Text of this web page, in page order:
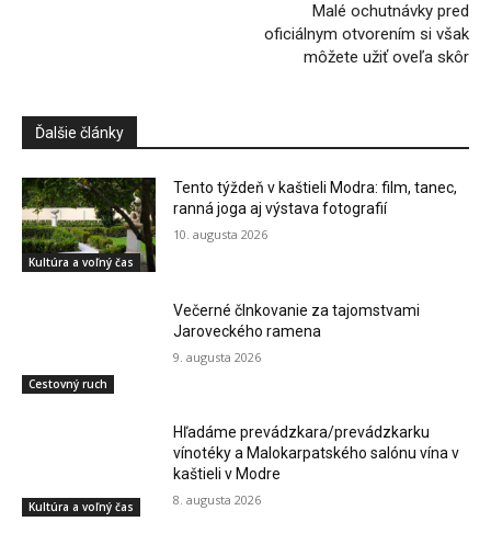
Malé ochutnávky pred
oficiálnym otvorením si však
môžete užiť oveľa skôr
Ďalšie články
Kultúra a voľný čas
Tento týždeň v kaštieli Modra: film, tanec,
ranná joga aj výstava fotografií
10. augusta 2026
Cestovný ruch
Večerné člnkovanie za tajomstvami
Jaroveckého ramena
9. augusta 2026
Kultúra a voľný čas
Hľadáme prevádzkara/prevádzkarku
vínotéky a Malokarpatského salónu vína v
kaštieli v Modre
8. augusta 2026